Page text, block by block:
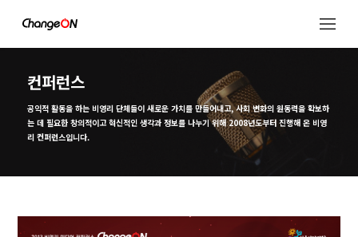
컨퍼런스
공익적 활동을 하는 비영리 단체들이 새로운 가치를 만들어내고,사회 변화의 원동력을 확보하
는 데 필요한 창의적이고 혁신적인 생각과 정보를 나누기 위해2008년도부터 진행해 온 비영
리 컨퍼런스입니다.